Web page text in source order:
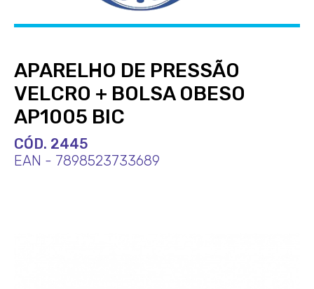
APARELHO DE PRESSÃO
VELCRO + BOLSA OBESO
AP1005 BIC
CÓD. 2445
EAN - 7898523733689